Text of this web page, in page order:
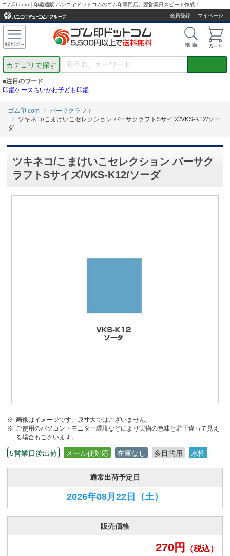
ゴム印.com｜印鑑通販 ハンコヤドットコムのゴム印専門店。翌営業日スピード作成！
会員登録
マイページ
カテゴリで探す
■注目のワード
印鑑ケースちいかわ子ども印鑑
ゴム印.com
バーサクラフト
ツキネコ/こまけいこセレクション バーサクラフトSサイズ/VKS-K12/ソー
ダ
ツキネコ/こまけいこセレクション バーサク
ラフトSサイズ/VKS-K12/ソーダ
画像はイメージです。原寸大ではございません。
ご使用のパソコン・モニター環境などにより実物の色味と若干違って見え
る場合もございます。
5営業日後出荷 メール便対応 在庫なし 多目的用 水性
通常出荷予定日
2026年08月22日 （土）
販売価格
270円 （税込）